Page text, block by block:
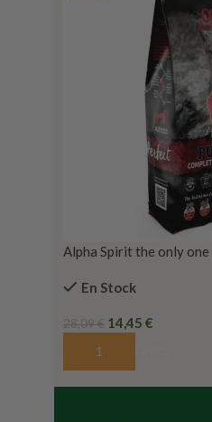
Alpha Spirit the only
En Stock
28,09€ 14,45 €
Añadir Al Carrito